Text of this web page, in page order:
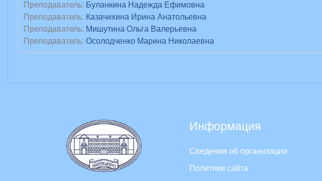
Преподаватель: Буланкина Надежда Ефимовна
Преподаватель: Казачихина Ирина Анатольевна
Преподаватель: Мишутина Ольга Валерьевна
Преподаватель: Осолодченко Марина Николаевна
Информация
Сведения об организации
Политики сайта